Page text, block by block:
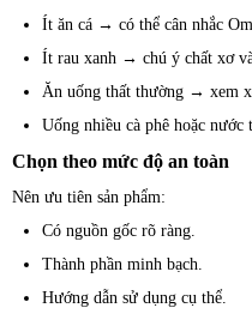
Ít ăn cá → có thể cân nhắc
Ít rau xanh → chú ý chất xơ
Ăn uống thất thường → xem
Uống nhiều cà phê hoặc
Chọn theo mức độ an toàn
Nên ưu tiên sản phẩm:
Có nguồn gốc rõ ràng.
Thành phần minh bạch.
Hướng dẫn sử dụng cụ thể.